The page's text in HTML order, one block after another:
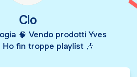
Clo
🧠 Vendo prodotti Yves
Ho fin troppe playlist 🎶